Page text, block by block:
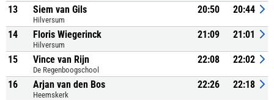
13 Siem van Gils
Hilversum
20:50 20:44
14 Floris Wiegerinck
Hilversum
21:09 21:01
15 Vince van Rijn
De Regenboogschool
22:08 22:02
16 Arjan van den Bos
Heemskerk
22:26 22:18